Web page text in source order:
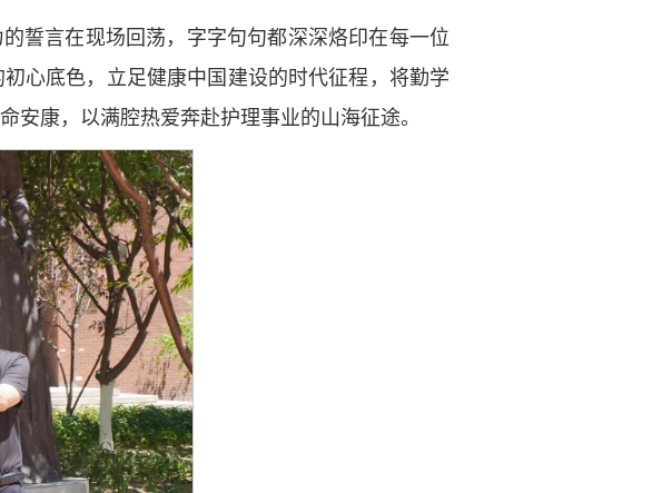
誓言在现场回荡，字字句句都深深烙印在每一位
心底色，立足健康中国建设的时代征程，将勤学
安康，以满腔热爱奔赴护理事业的山海征途。